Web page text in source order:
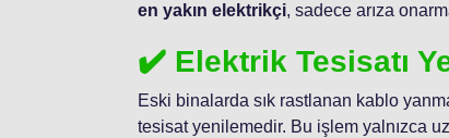
en yakın elektrikçi, sadece arıza
✔️ Elektrik Tesisatı
Eski binalarda sık rastlanan kablo
tesisat yenilemedir. Bu işlem yalnızca